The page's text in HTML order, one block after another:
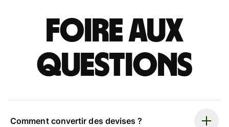
Foire aux
questions
Comment convertir des devises ?